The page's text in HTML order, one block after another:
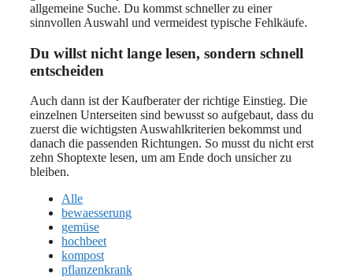
allgemeine Suche. Du kommst schneller zu einer
sinnvollen Auswahl und vermeidest typische Fehlkäufe.
Du willst nicht lange lesen, sondern schnell
entscheiden
Auch dann ist der Kaufberater der richtige Einstieg. Die
einzelnen Unterseiten sind bewusst so aufgebaut, dass du
zuerst die wichtigsten Auswahlkriterien bekommst und
danach die passenden Richtungen. So musst du nicht erst
zehn Shoptexte lesen, um am Ende doch unsicher zu
bleiben.
Alle
bewaesserung
gemüse
hochbeet
kompost
pflanzenkrank